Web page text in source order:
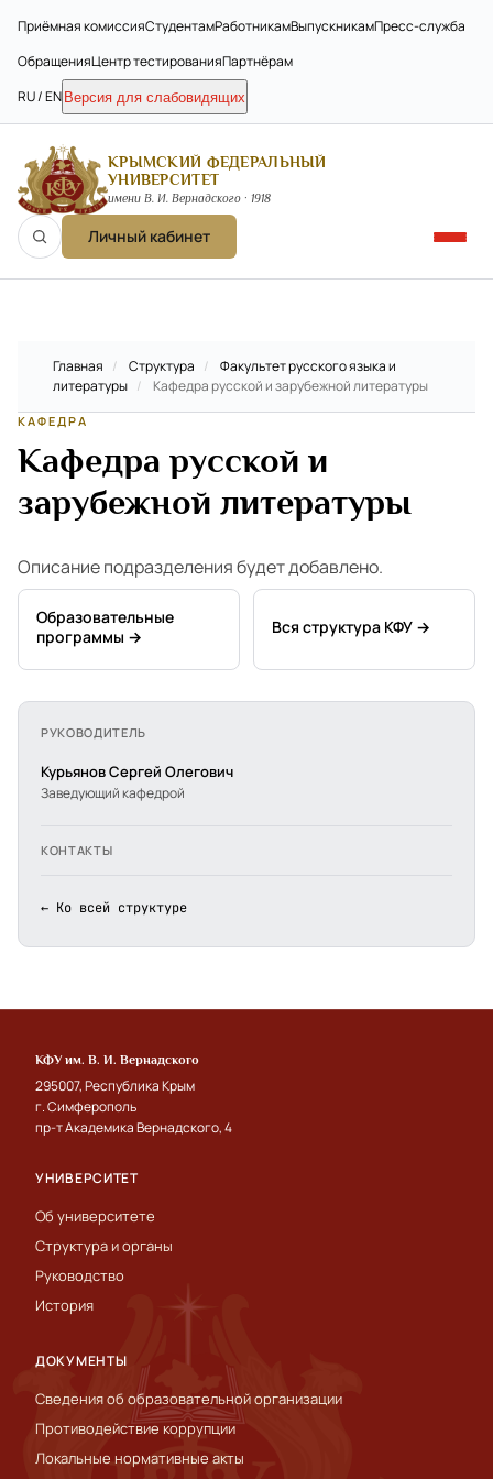
Приёмная комиссияСтудентамРаботникамВыпускникамПресс-служба
ОбращенияЦентр тестированияПартнёрам
RU / EN Версия для слабовидящих
КРЫМСКИЙ ФЕДЕРАЛЬНЫЙ
УНИВЕРСИТЕТ
имени В. И. Вернадского · 1918
Личный кабинет
Главная / Структура /
Факультет русского языка и
литературы / Кафедра русской и зарубежной литературы
КАФЕДРА
Кафедра русской и
зарубежной литературы
Описание подразделения будет добавлено.
Образовательные
программы →
Вся структура КФУ →
РУКОВОДИТЕЛЬ
Курьянов Сергей Олегович
Заведующий кафедрой
КОНТАКТЫ
← Ко всей структуре
КФУ им. В. И. Вернадского
295007, Республика Крым
г. Симферополь
пр-т Академика Вернадского, 4
УНИВЕРСИТЕТ
Об университете
Структура и органы
Руководство
История
ДОКУМЕНТЫ
Сведения об образовательной организации
Противодействие коррупции
Локальные нормативные акты